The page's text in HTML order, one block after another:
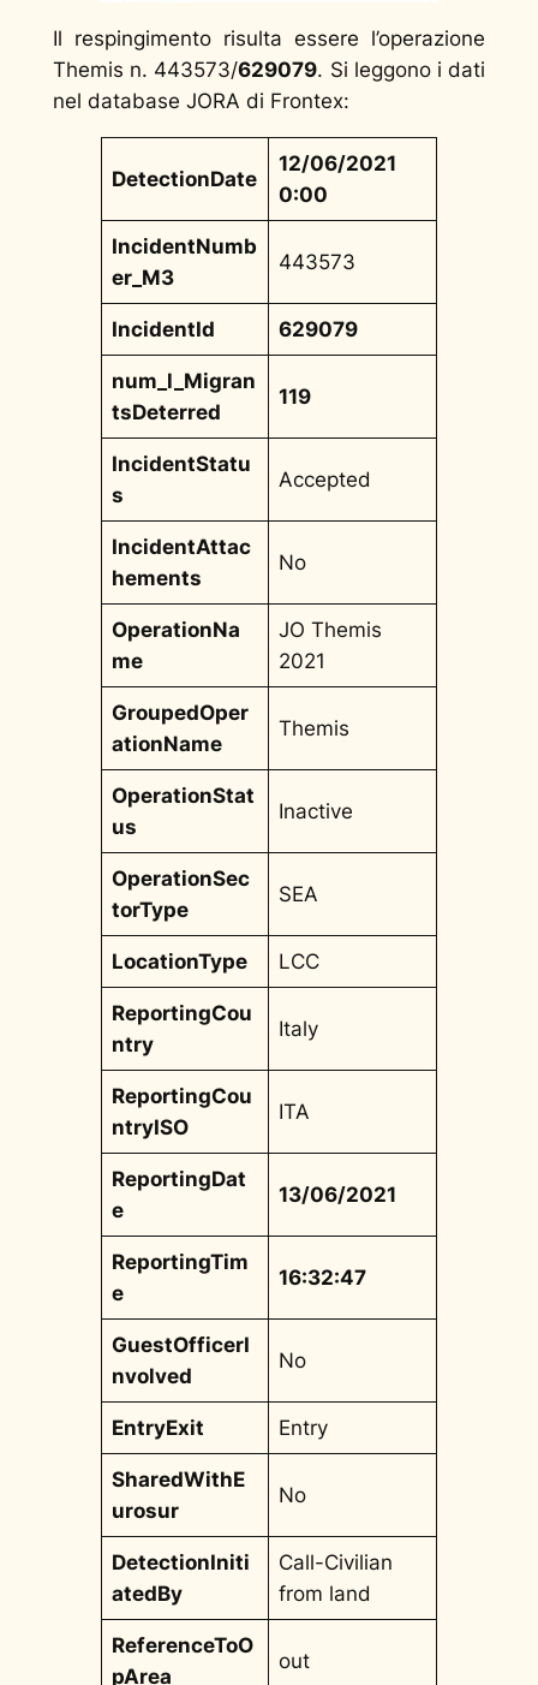
Il respingimento risulta essere l’operazione
Themis n. 443573/629079. Si leggono i dati
nel database JORA di Frontex:
DetectionDate
12/06/2021
0:00
IncidentNumb
er_M3
443573
IncidentId 629079
num_l_Migran
tsDeterred
119
IncidentStatu
s
Accepted
IncidentAttac
hements
No
OperationNa
me
JO Themis
2021
GroupedOper
ationName
Themis
OperationStat
us
Inactive
OperationSec
torType
SEA
LocationType LCC
ReportingCou
ntry
Italy
ReportingCou
ntryISO
ITA
ReportingDat
e
13/06/2021
ReportingTim
e
16:32:47
GuestOfficerI
nvolved
No
EntryExit Entry
SharedWithE
urosur
No
DetectionIniti
atedBy
Call-Civilian
from land
ReferenceToO
pArea
out